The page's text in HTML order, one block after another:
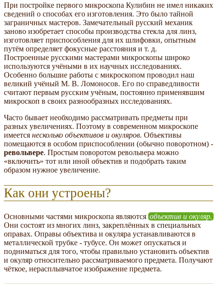
При постройке первого микроскопа Кулибин не имел никаких
сведений о способах его изготовления. Это было тайной
заграничных мастеров. Замечательный русский механик
заново изобретает способы производства стекла для линз,
изготовляет приспособления для их шлифовки, опытным
путём определяет фокусные расстояния и т. д.
Построенные русскими мастерами микроскопы широко
используются учёными в их научных исследованиях.
Особенно большие работы с микроскопом проводил наш
великий учёный М. В. Ломоносов. Его по справедливости
считают первым русским учёным, постоянно применявшим
микроскоп в своих разнообразных исследованиях.
Часто бывает необходимо рассматривать предметы при
разных увеличениях. Поэтому в современном микроскопе
имеется несколько объективов и окуляров. Объективы
помещаются в особом приспособлении (обычно поворотном) -
револьвере. Простым поворотом револьвера можно
«включить» тот или иной объектив и подобрать таким
образом нужное увеличение.
Как они устроены?
Основными частями микроскопа являются объектив и окуляр.
Они состоят из многих линз, закреплённых в специальных
оправах. Оправы объектива и окуляра устанавливаются в
металлической трубке - тубусе. Он может опускаться и
подниматься для того, чтобы правильно установить объектив
и окуляр относительно рассматриваемого предмета. Получают
чёткое, нерасплывчатое изображение предмета.